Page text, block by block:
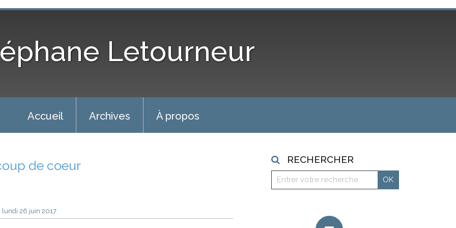
Letourneur
Accueil Archives À propos
de coeur
lundi 26 juin 2017
RECHERCHER